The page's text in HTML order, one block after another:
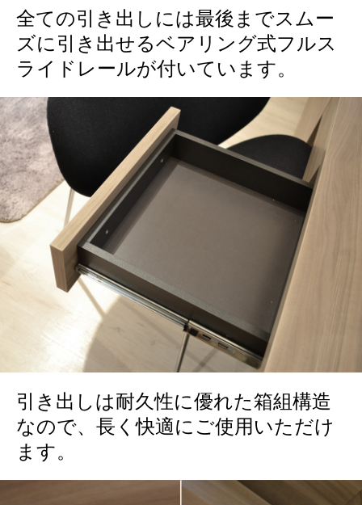
全ての引き出しには最後までスムー
ズに引き出せるベアリング式フルス
ライドレールが付いています。
引き出しは耐久性に優れた箱組構造
なので、長く快適にご使用いただけ
ます。